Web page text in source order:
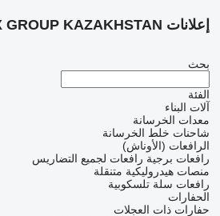
إعلانات FORTEX GROUP KAZAKHSTAN
بحث
الفئة
آلات البناء
معدات الخرسانة
شاحنات خلط الخرسانة
الرافعات (الأوناش)
رافعات برجية رافعات لجميع التضاريس
منصات هيدروليكية متنقلة
رافعات سلة تلسكوبية
الحفارات
حفارات ذات العجلات